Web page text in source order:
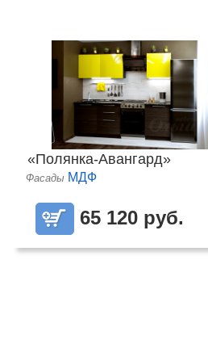
«Полянка-Авангард»
Фасады МДФ
65 120 руб.